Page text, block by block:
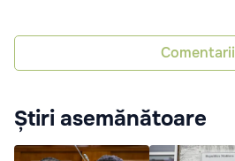
Comentarii
Știri asemănătoare